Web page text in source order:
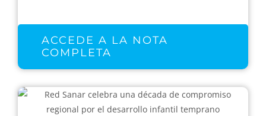
ACCEDE A LA NOTA
COMPLETA